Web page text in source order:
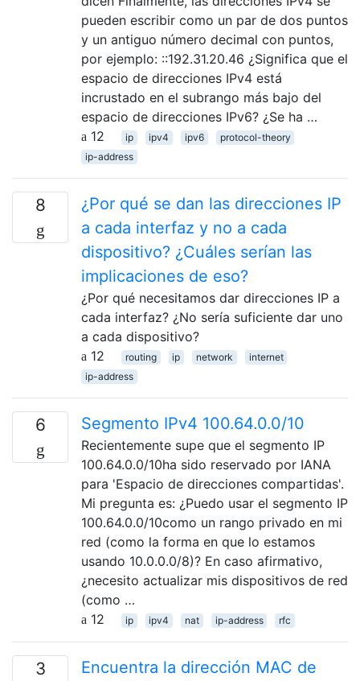
pueden escribir como un par de dos puntos
y un antiguo número decimal con puntos,
por ejemplo: ::192.31.20.46 ¿Significa que el
espacio de direcciones IPv4 está
incrustado en el subrango más bajo del
espacio de direcciones IPv6? ¿Se ha …
12
ip ipv4 ipv6
protocol-theory
ip-address
8
¿Por qué se dan las direcciones IP
a cada interfaz y no a cada
dispositivo? ¿Cuáles serían las
implicaciones de eso?
¿Por qué necesitamos dar direcciones IP a
cada interfaz? ¿No sería suficiente dar uno
a cada dispositivo?
12
routing ip network
internet
ip-address
6 Segmento IPv4 100.64.0.0/10
Recientemente supe que el segmento IP
100.64.0.0/10ha sido reservado por IANA
para 'Espacio de direcciones compartidas'.
Mi pregunta es: ¿Puedo usar el segmento IP
100.64.0.0/10como un rango privado en mi
red (como la forma en que lo estamos
usando 10.0.0.0/8)? En caso afirmativo,
¿necesito actualizar mis dispositivos de red
(como …
12
ip ipv4 nat ip-address rfc
3
Encuentra la dirección MAC de